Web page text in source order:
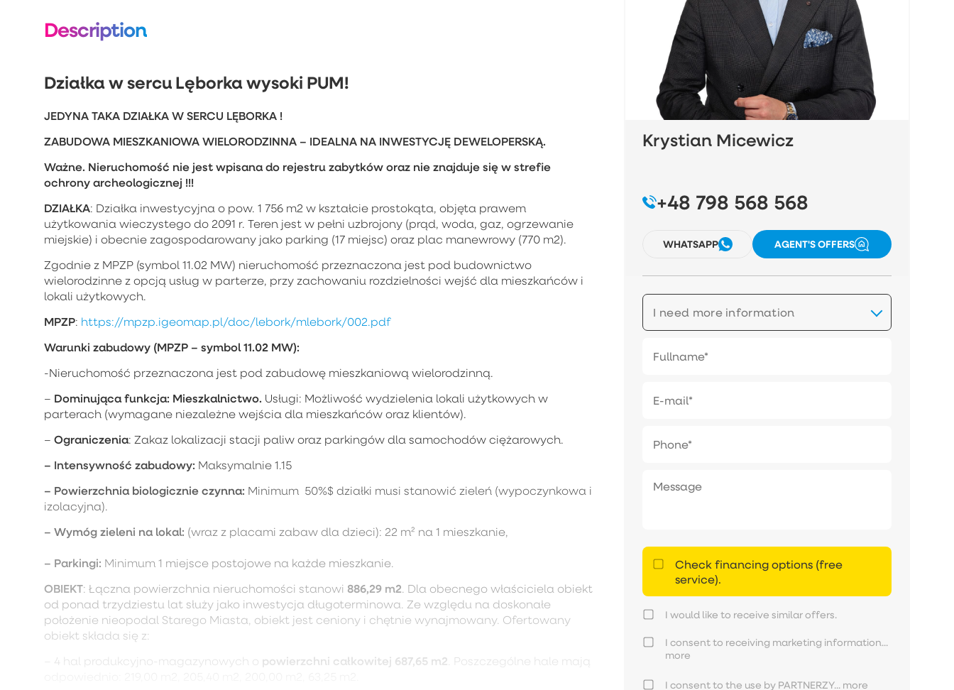
Description
Działka w sercu Lęborka wysoki PUM!
JEDYNA TAKA DZIAŁKA W SERCU LĘBORKA !
ZABUDOWA MIESZKANIOWA WIELORODZINNA – IDEALNA NA INWESTYCJĘ DEWELOPERSKĄ.
Ważne. Nieruchomość nie jest wpisana do rejestru zabytków oraz nie znajduje się w strefie
ochrony archeologicznej !!!
DZIAŁKA: Działka inwestycyjna o pow. 1 756 m2 w kształcie prostokąta, objęta prawem
użytkowania wieczystego do 2091 r. Teren jest w pełni uzbrojony (prąd, woda, gaz, ogrzewanie
miejskie) i obecnie zagospodarowany jako parking (17 miejsc) oraz plac manewrowy (770 m2).
Zgodnie z MPZP (symbol 11.02 MW) nieruchomość przeznaczona jest pod budownictwo
wielorodzinne z opcją usług w parterze, przy zachowaniu rozdzielności wejść dla mieszkańców i
lokali użytkowych.
MPZP: https://mpzp.igeomap.pl/doc/lebork/mlebork/002.pdf
Warunki zabudowy (MPZP – symbol 11.02 MW):
-Nieruchomość przeznaczona jest pod zabudowę mieszkaniową wielorodzinną.
– Dominująca funkcja: Mieszkalnictwo. Usługi: Możliwość wydzielenia lokali użytkowych w
parterach (wymagane niezależne wejścia dla mieszkańców oraz klientów).
– Ograniczenia: Zakaz lokalizacji stacji paliw oraz parkingów dla samochodów ciężarowych.
– Intensywność zabudowy: Maksymalnie 1.15
– Powierzchnia biologicznie czynna: Minimum 50%$ działki musi stanowić zieleń (wypoczynkowa i
izolacyjna).
– Wymóg zieleni na lokal: (wraz z placami zabaw dla dzieci): 22 m² na 1 mieszkanie,
– Parkingi: Minimum 1 miejsce postojowe na każde mieszkanie.
OBIEKT: Łączna powierzchnia nieruchomości stanowi 886,29 m2 . Dla obecnego właściciela obiekt
od ponad trzydziestu lat służy jako inwestycja długoterminowa. Ze względu na doskonałe
położenie nieopodal Starego Miasta, obiekt jest ceniony i chętnie wynajmowany. Ofertowany
obiekt składa się z:
– 4 hal produkcyjno-magazynowych o powierzchni całkowitej 687,65 m2 . Poszczególne hale mają
Krystian Micewicz
+48 798 568 568
WHATSAPP AGENT'S OFFERS
I need more information
Check financing options (free
service).
I would like to receive similar offers.
I consent to receiving marketing information...
more
I consent to the use by PARTNERZY... more